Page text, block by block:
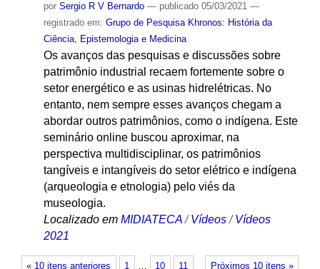
por Sergio R V Bernardo — publicado05/03/2021 —
registrado em: Grupo de Pesquisa Khronos: História da
Ciência, Epistemologia e Medicina
Os avanços das pesquisas e discussões sobre
patrimônio industrial recaem fortemente sobre o
setor energético e as usinas hidrelétricas. No
entanto, nem sempre esses avanços chegam a
abordar outros patrimônios, como o indígena. Este
seminário online buscou aproximar, na
perspectiva multidisciplinar, os patrimônios
tangíveis e intangíveis do setor elétrico e indígena
(arqueologia e etnologia) pelo viés da
museologia.
Localizado em MIDIATECA /Vídeos /Vídeos
2021
« 10 itens anteriores Próximos 10 itens »
1 … 10 11